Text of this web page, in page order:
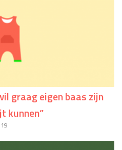
graag eigen baas zijn
kunnen”